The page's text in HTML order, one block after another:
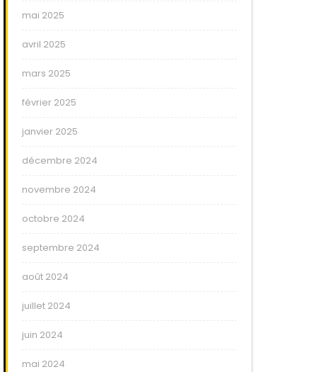
mai 2025
avril 2025
mars 2025
février 2025
janvier 2025
décembre 2024
novembre 2024
octobre 2024
septembre 2024
août 2024
juillet 2024
juin 2024
mai 2024